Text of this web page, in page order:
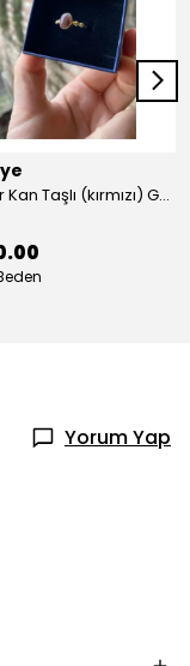
925 Ayar Kan Taşlı (kırmızı) Gümüş Yüzük
Yorum Yap